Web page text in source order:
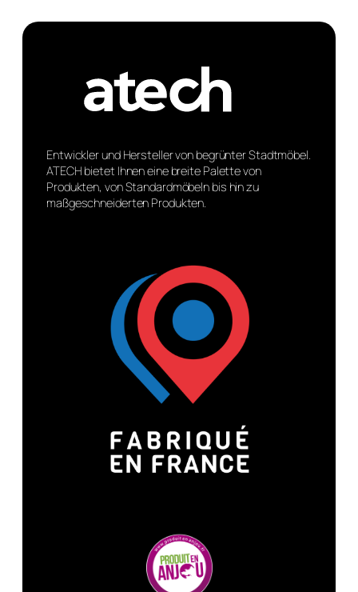
Entwickler und Hersteller von begrünter Stadtmöbel.
ATECH bietet Ihnen eine breite Palette von
Produkten, von Standardmöbeln bis hin zu
maßgeschneiderten Produkten.